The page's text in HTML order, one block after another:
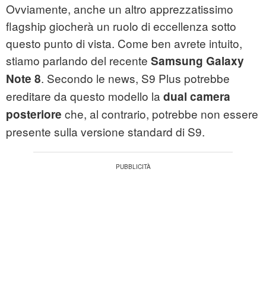
Ovviamente, anche un altro apprezzatissimo
flagship giocherà un ruolo di eccellenza sotto
questo punto di vista. Come ben avrete intuito,
stiamo parlando del recente Samsung Galaxy
Note 8. Secondo le news, S9 Plus potrebbe
ereditare da questo modello la dual camera
posteriore che, al contrario, potrebbe non essere
presente sulla versione standard di S9.